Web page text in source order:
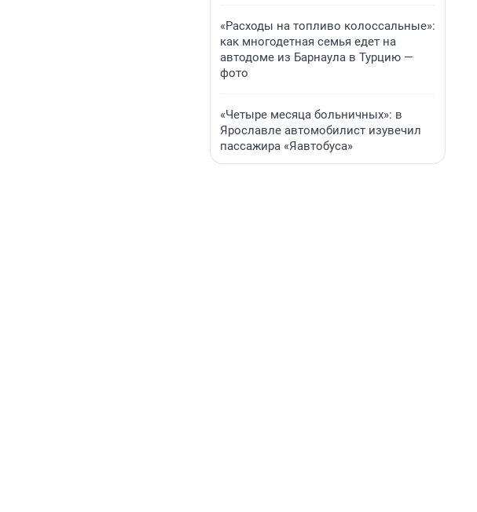
«Расходы на топливо колоссальные»:
как многодетная семья едет на
автодоме из Барнаула в Турцию —
фото
«Четыре месяца больничных»: в
Ярославле автомобилист изувечил
пассажира «Яавтобуса»